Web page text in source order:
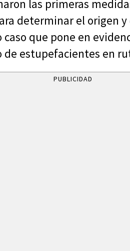
las primeras
determinar el origen
que pone en
de estupefacientes en
PUBLICIDAD